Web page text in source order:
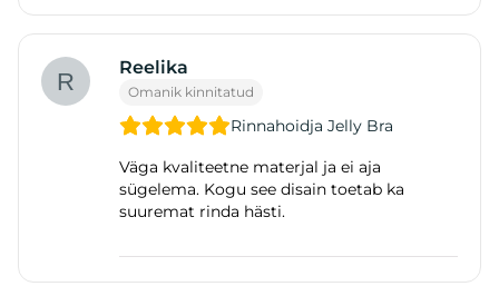
Reelika
Omanik kinnitatud
Rinnahoidja Jelly Bra
Väga kvaliteetne materjal ja ei aja
sügelema. Kogu see disain toetab ka
suuremat rinda hästi.